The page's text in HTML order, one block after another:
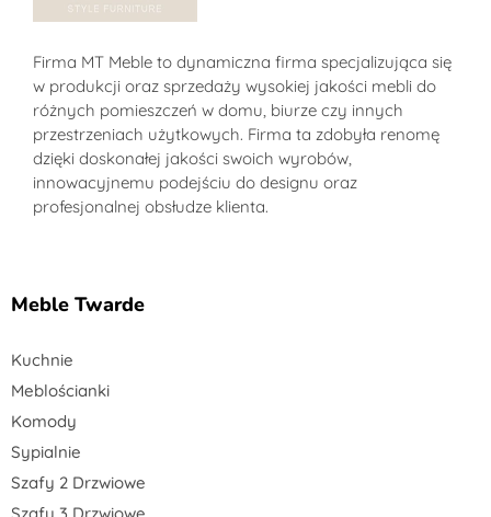
Firma MT Meble to dynamiczna firma specjalizująca się
w produkcji oraz sprzedaży wysokiej jakości mebli do
różnych pomieszczeń w domu, biurze czy innych
przestrzeniach użytkowych. Firma ta zdobyła renomę
dzięki doskonałej jakości swoich wyrobów,
innowacyjnemu podejściu do designu oraz
profesjonalnej obsłudze klienta.
Meble Twarde
Kuchnie
Meblościanki
Komody
Sypialnie
Szafy 2 Drzwiowe